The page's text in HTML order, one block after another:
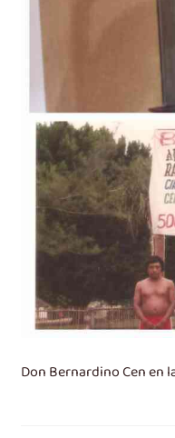
Don Bernardino Cen en